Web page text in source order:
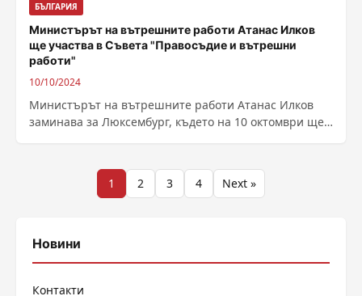
БЪЛГАРИЯ
Министърът на вътрешните работи Атанас Илков
ще участва в Съвета "Правосъдие и вътрешни
работи"
10/10/2024
Министърът на вътрешните работи Атанас Илков
заминава за Люксембург, където на 10 октомври ще
Разделяне
публикациите
1 2 3 4 Next »
Новини
Контакти